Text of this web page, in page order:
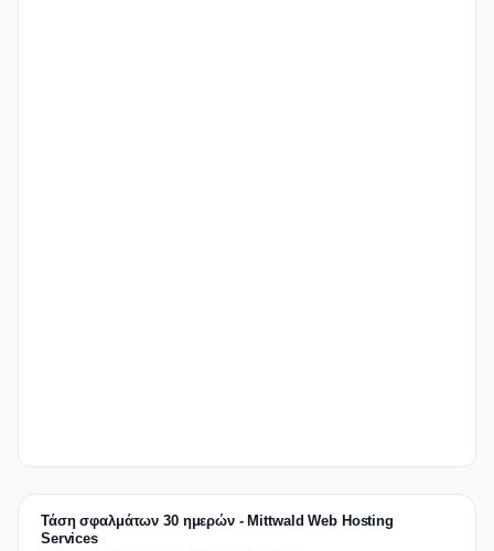
Τάση σφαλμάτων 30 ημερών - Mittwald Web Hosting
Services